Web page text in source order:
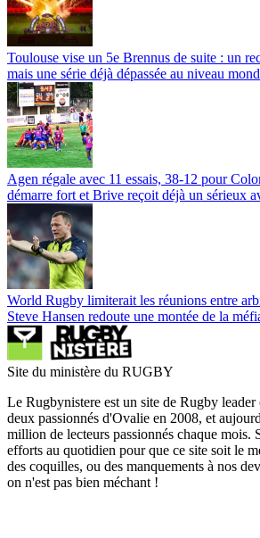
Toulouse vise un 5e Brennus de suite : un
mais une série déjà dépassée au niveau
Agen régale avec 11 essais, 38-12 pour
démarre fort et Brive reçoit déjà un sérieux
World Rugby limiterait les réunions entre
Steve Hansen redoute une montée de la
Site du ministère du RUGBY
Le Rugbynistere est un site de Rugby leader
deux passionnés d'Ovalie en 2008, et
million de lecteurs passionnés chaque mois.
efforts au quotidien pour que ce site soit le
des coquilles, ou des manquements à nos
on n'est pas bien méchant !